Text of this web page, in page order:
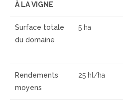
À LA VIGNE
Surface totale
du domaine
5 ha
Rendements
moyens
25 hl/ha